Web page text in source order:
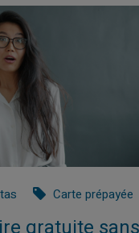
Carte prépayée